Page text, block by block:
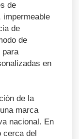
de
impermeable
de
de
para
en
de la
marca
nacional. En
cerca del